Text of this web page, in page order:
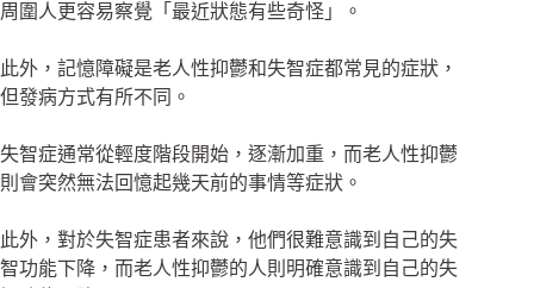
周圍人更容易察覺「最近狀態有些奇怪」。
此外，記憶障礙是老人性抑鬱和失智症都常見的症狀，
但發病方式有所不同。
失智症通常從輕度階段開始，逐漸加重，而老人性抑鬱
則會突然無法回憶起幾天前的事情等症狀。
此外，對於失智症患者來說，他們很難意識到自己的失
智功能下降，而老人性抑鬱的人則明確意識到自己的失